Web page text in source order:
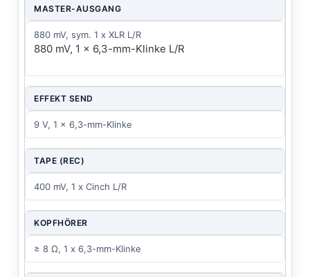
MASTER-AUSGANG
880 mV, sym. 1 x XLR L/R
880 mV, 1 x 6,3-mm-Klinke L/R
EFFEKT SEND
9 V, 1 x 6,3-mm-Klinke
TAPE (REC)
400 mV, 1 x Cinch L/R
KOPFHÖRER
≥ 8 Ω, 1 x 6,3-mm-Klinke